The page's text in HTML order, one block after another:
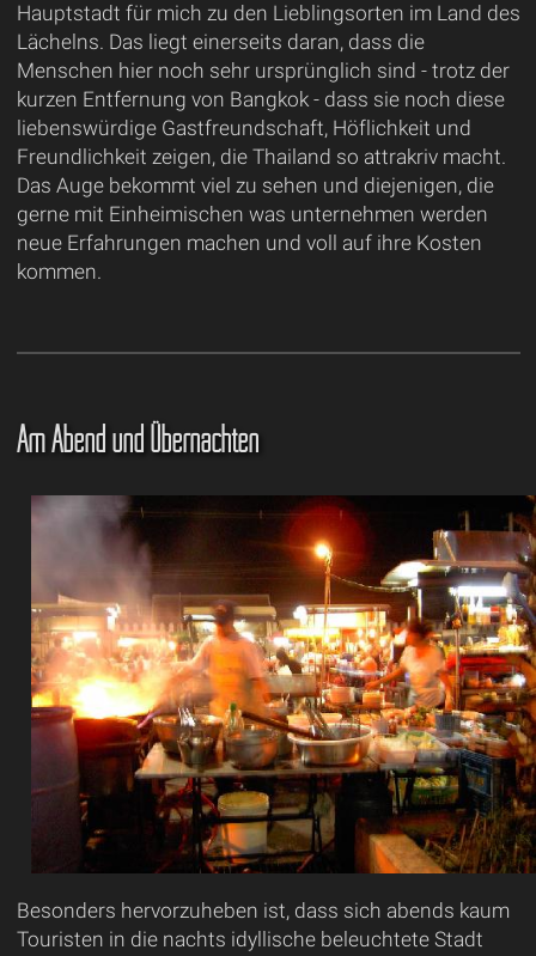
Hauptstadt für mich zu den Lieblingsorten im Land des
Lächelns. Das liegt einerseits daran, dass die
Menschen hier noch sehr ursprünglich sind - trotz der
kurzen Entfernung von Bangkok - dass sie noch diese
liebenswürdige Gastfreundschaft, Höflichkeit und
Freundlichkeit zeigen, die Thailand so attrakriv macht.
Das Auge bekommt viel zu sehen und diejenigen, die
gerne mit Einheimischen was unternehmen werden
neue Erfahrungen machen und voll auf ihre Kosten
kommen.
Am Abend und Übernachten
Besonders hervorzuheben ist, dass sich abends kaum
Touristen in die nachts idyllische beleuchtete Stadt